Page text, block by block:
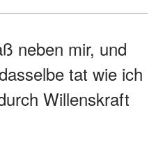
neben mir, und
tat wie ich
Willenskraft